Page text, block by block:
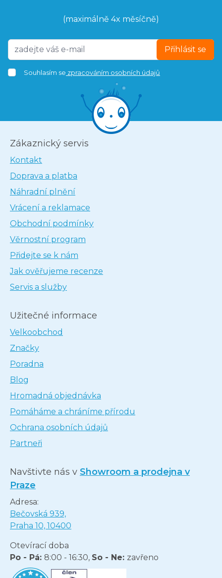
(maximálně 4x měsíčně)
Přihlásit se
Souhlasím se zpracováním osobních údajů
Zákaznický servis
Kontakt
Doprava a platba
Náhradní plnění
Vrácení a reklamace
Obchodní podmínky
Věrnostní program
Přidejte se k nám
Jak ověřujeme recenze
Servis a služby
Užitečné informace
Velkoobchod
Značky
Poradna
Blog
Hromadná objednávka
Pomáháme a chráníme přírodu
Ochrana osobních údajů
Partneři
Navštivte nás v Showroom a prodejna v
Praze
Adresa:
Bečovská 939,
Praha 10, 10400
Otevírací doba
Po - Pá: 8:00 - 16:30, So - Ne: zavřeno